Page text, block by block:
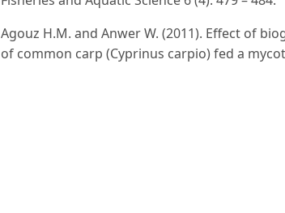
Agouz H.M. and Anwer W. (2011). Effect of
of common carp (Cyprinus carpio) fed a